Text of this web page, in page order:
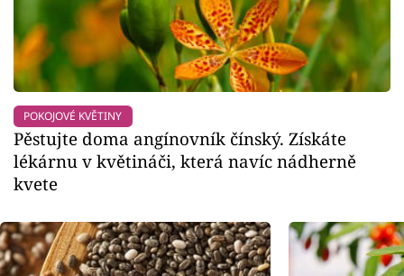
POKOJOVÉ KVĚTINY
Pěstujte doma angínovník čínský. Získáte
lékárnu v květináči, která navíc nádherně
kvete